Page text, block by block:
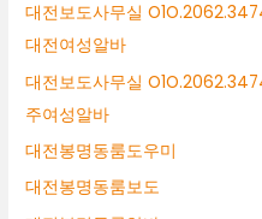
대전보도사무실
대전여성알바
대전보도사무실
주여성알바
대전봉명동룸도우미
대전봉명동룸보도